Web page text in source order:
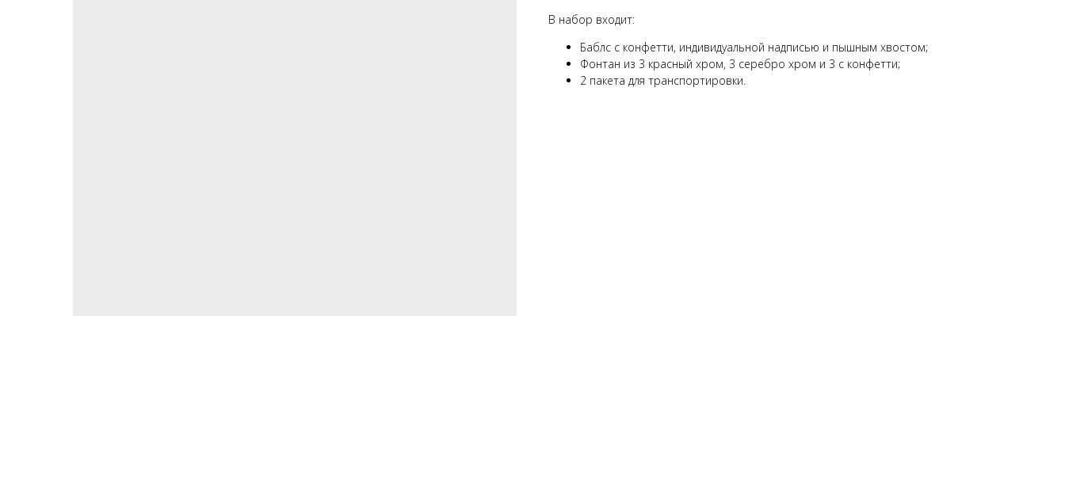
В набор входит:
Баблс с конфетти, индивидуальной надписью и пышным хвостом;
Фонтан из 3 красный хром, 3 серебро хром и 3 с конфетти;
2 пакета для транспортировки.